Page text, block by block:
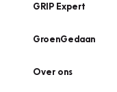
GRIP Expert
GroenGedaan
Over ons